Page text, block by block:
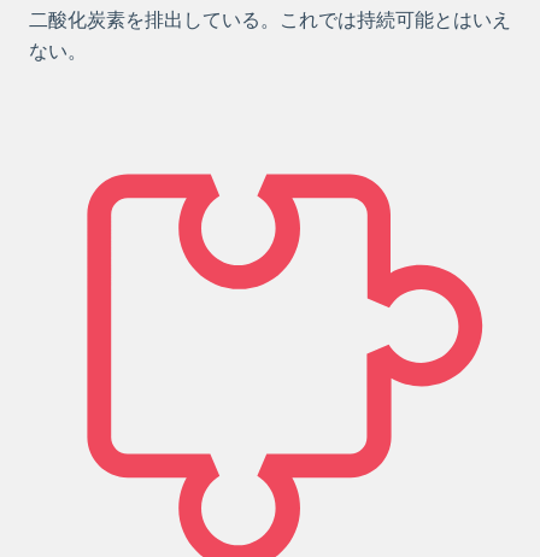
二酸化炭素を排出している。これでは持続可能とはいえ
ない。